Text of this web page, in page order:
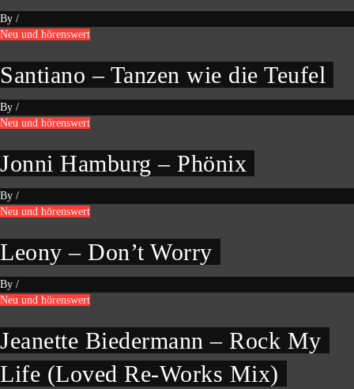
By /
Neu und hörenswert
Santiano – Tanzen wie die Teufel
By /
Neu und hörenswert
Jonni Hamburg – Phönix
By /
Neu und hörenswert
Leony – Don’t Worry
By /
Neu und hörenswert
Jeanette Biedermann – Rock My
Life (Loved Re-Works Mix)